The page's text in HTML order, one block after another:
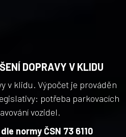
DOPRAVY V KLIDU
v klidu. Výpočet je prováděn
potřeba parkovacích
vozidel.
normy ČSN 73 6110